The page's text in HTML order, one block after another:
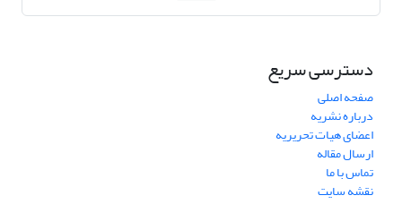
دسترسی سریع
صفحه اصلی
درباره نشریه
اعضای هیات تحریریه
ارسال مقاله
تماس با ما
نقشه سایت